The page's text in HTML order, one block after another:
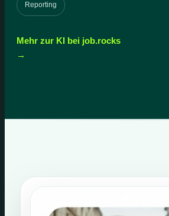
Reporting
Mehr zur KI bei job.rocks
→